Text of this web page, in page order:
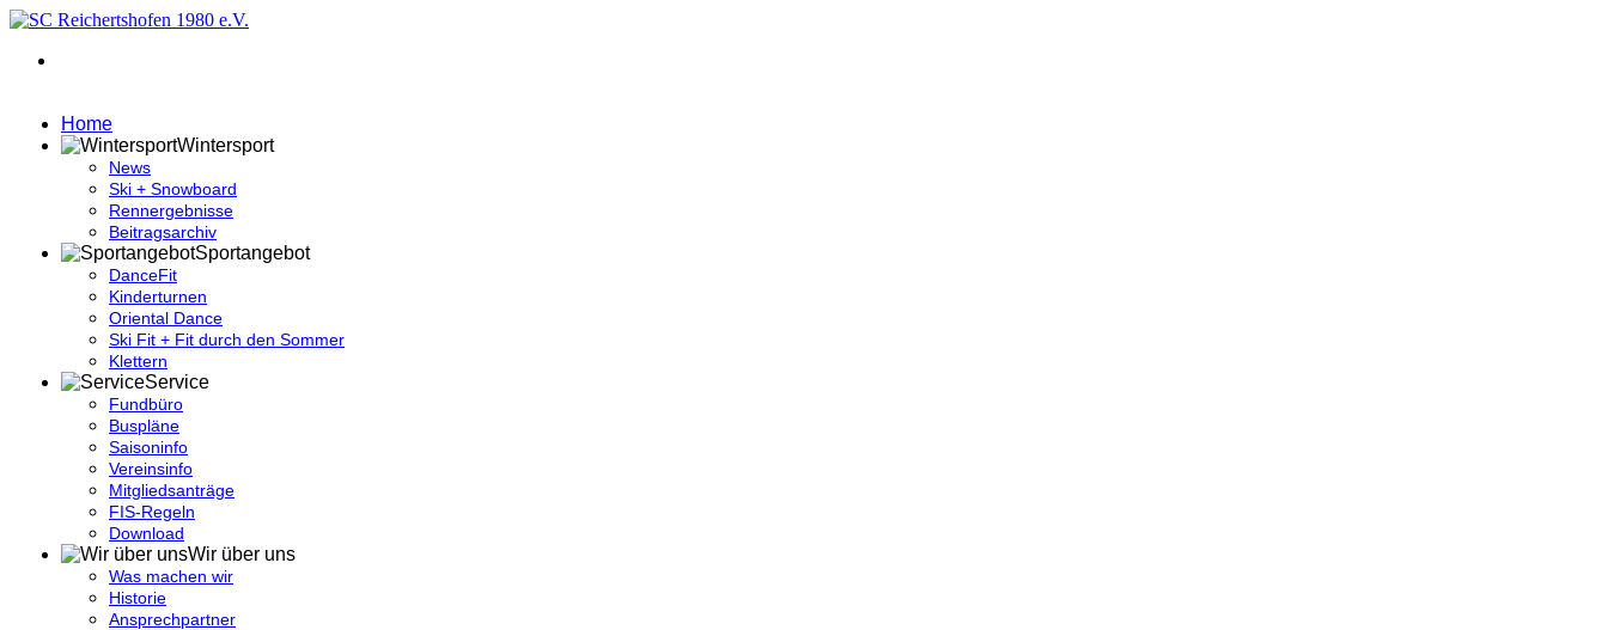
Home
Wintersport
News
Ski + Snowboard
Rennergebnisse
Beitragsarchiv
Sportangebot
DanceFit
Kinderturnen
Oriental Dance
Ski Fit + Fit durch den Sommer
Klettern
Service
Fundbüro
Buspläne
Saisoninfo
Vereinsinfo
Mitgliedsanträge
FIS-Regeln
Download
Wir über uns
Was machen wir
Historie
Ansprechpartner